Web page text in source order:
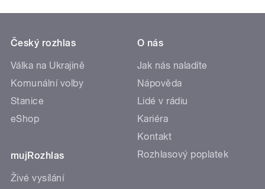
Český rozhlas
Válka na Ukrajině
Komunální volby
Stanice
eShop
mujRozhlas
Živé vysílání
O nás
Jak nás naladíte
Nápověda
Lidé v rádiu
Kariéra
Kontakt
Rozhlasový poplatek